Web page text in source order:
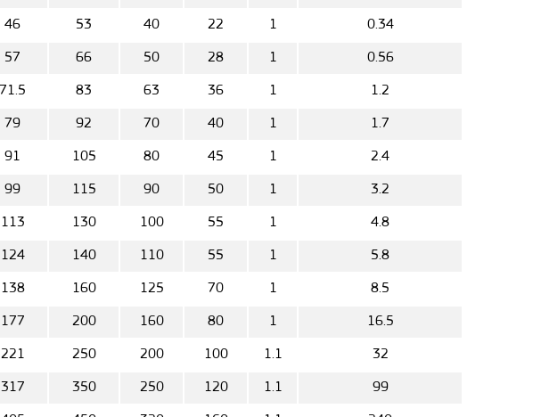
46 53 40 22 1 0.34
57 66 50 28 1 0.56
71.5 83 63 36 1 1.2
79 92 70 40 1 1.7
91 105 80 45 1 2.4
99 115 90 50 1 3.2
113 130 100 55 1 4.8
124 140 110 55 1 5.8
138 160 125 70 1 8.5
177 200 160 80 1 16.5
221 250 200 100 1.1 32
317 350 250 120 1.1 99